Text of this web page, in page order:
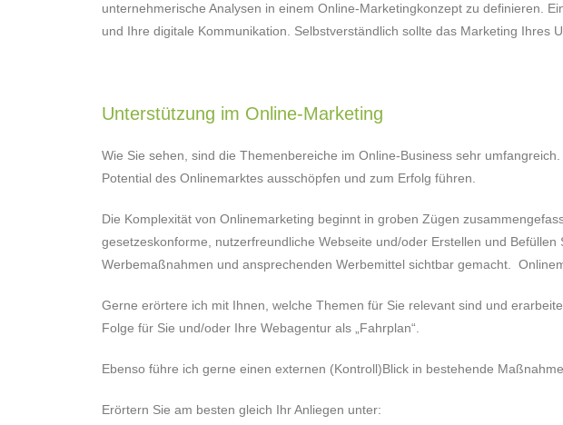
unternehmerische Analysen in einem Online-Marketingkonzept zu definieren.
und Ihre digitale Kommunikation. Selbstverständlich sollte das Marketing Ihres
Unterstützung im Online-Marketing
Wie Sie sehen, sind die Themenbereiche im Online-Business sehr
Potential des Onlinemarktes ausschöpfen und zum Erfolg führen.
Die Komplexität von Onlinemarketing beginnt in groben Zügen
gesetzeskonforme, nutzerfreundliche Webseite und/oder Erstellen und
Werbemaßnahmen und ansprechenden Werbemittel sichtbar gemacht.
Gerne erörtere ich mit Ihnen, welche Themen für Sie relevant sind und
Folge für Sie und/oder Ihre Webagentur als „Fahrplan“.
Ebenso führe ich gerne einen externen (Kontroll)Blick in bestehende
Erörtern Sie am besten gleich Ihr Anliegen unter: